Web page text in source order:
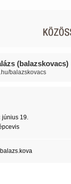
(balazskovacs)
balazskovacs
június 19.
balazs.kova